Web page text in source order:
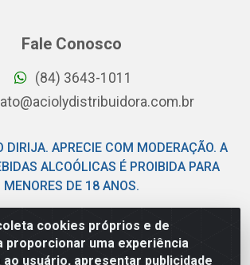
cookies próprios e de
proporcionar uma experiência
usuário, apresentar publicidade
Fale Conosco
(84) 3643-1011
DIRIJA. APRECIE COM MODERAÇÃO. A
ALCOÓLICAS É PROIBIDA PARA
MENORES DE 18 ANOS.
- Av Piloto Pereira Tim - Parque de
Parnamirim/RN - CEP 59146-480 - CNPJ